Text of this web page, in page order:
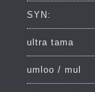
SYN:
ultra tama
umloo / mul